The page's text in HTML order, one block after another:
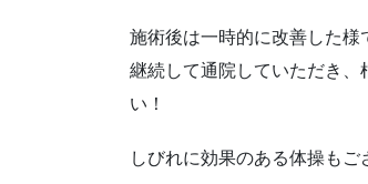
施術後は一時的に改善した様
継続して通院していただき、
い！
しびれに効果のある体操もご